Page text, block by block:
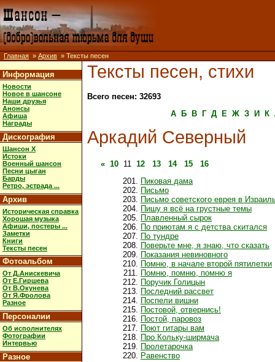
Главная » Архив » Тексты песен
Информация
Новости
Новое в шансоне
Наши друзья
Анонсы
Афиша
Награды
Дискография
Шансон X
Истоки
Военный шансон
Песни цыган
Барды
Ретро, эстрада ...
Архив
Историческая справка
Хорошая музыка
Афиши, постеры ...
Заметки
Книги
Тексты песен
Фотоальбом
От Д.Анискевича
От Е.Гиршева
От В.Окунева
От Я.Фролова
Разное
Персоналии
Об исполнителях
Фотографии
Интервью
Разное
Тексты песен, стихи
Всего песен: 32693
А
Б В Г Д Е Ж З И К
Аркадий Северный
« 10 11 12 13 14 15
16
Пиковая дама
Письмо
Письмо советского еврея в
Пишу я всё на грустные темы
Плавленный сырок
По приютам я с детства скитался
По тундре
Поверьте мне, я знаю, что сказать
Показания невиновного
Помню, в начале второй пятилетки
Помню, помню, помню я
Поручик Голицын
Последний рассвет
Поспели вишни
Постовой, отвернись!
Постой, паровоз
Поют гитары вам
Про Кольку-ширмача
Пролетарочка
Равенство